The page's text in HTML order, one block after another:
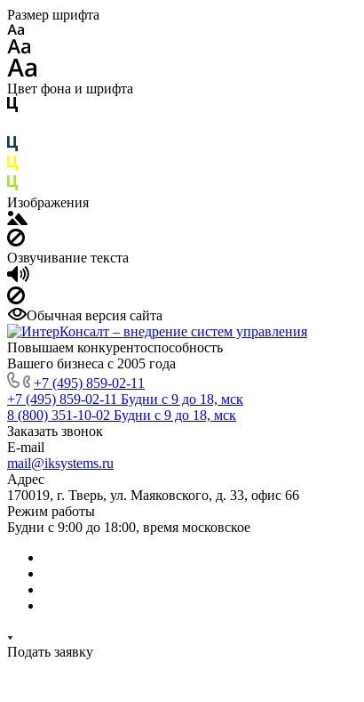
Размер шрифта
Цвет фона и шрифта
Изображения
Озвучивание текста
Обычная версия сайта
Повышаем конкурентоспособность
Вашего бизнеса с 2005 года
+7 (495) 859-02-11
+7 (495) 859-02-11 Будни с 9 до 18, мск
8 (800) 351-10-02 Будни с 9 до 18, мск
Заказать звонок
E-mail
mail@iksystems.ru
Адрес
170019, г. Тверь, ул. Маяковского, д. 33, офис 66
Режим работы
Будни с 9:00 до 18:00, время московское
Подать заявку